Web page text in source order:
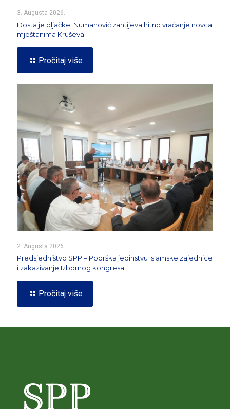
3. Augusta 2026.
Dosta je pljačke: Numanović zahtijeva hitno vraćanje novca
mještanima Kruševa
Pročitaj više
2. Augusta 2026.
Predsjedništvo SPP – Podrška jedinstvu Islamske zajednice
i zakazivanje Izbornog kongresa
Pročitaj više